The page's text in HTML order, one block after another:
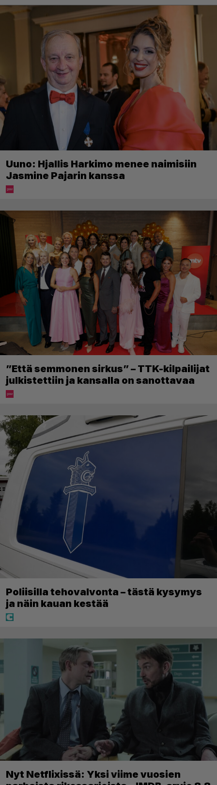
Uuno: Hjallis Harkimo menee naimisiin
Jasmine Pajarin kanssa
”Että semmonen sirkus” – TTK-kilpailijat
julkistettiin ja kansalla on sanottavaa
Poliisilla tehovalvonta – tästä kysymys
ja näin kauan kestää
Nyt Netflixissä: Yksi viime vuosien